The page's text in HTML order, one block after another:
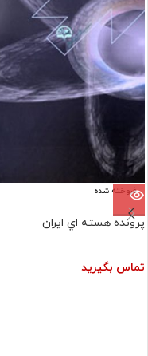
فروخته شده
پرونده‏ هسته‏ اي‏ ايران‏
تماس بگیرید